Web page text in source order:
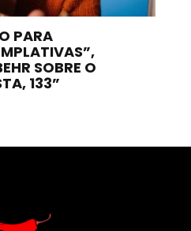
PARA
SOBRE O
133”